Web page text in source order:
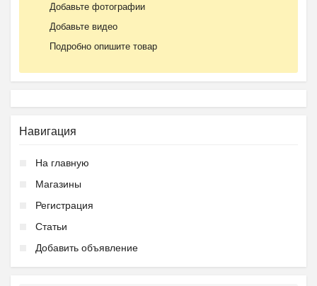
Добавьте фотографии
Добавьте видео
Подробно опишите товар
Навигация
На главную
Магазины
Регистрация
Статьи
Добавить объявление